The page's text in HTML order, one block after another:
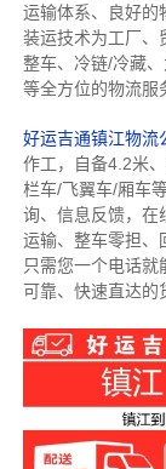
运输体系、良好的
装运技术为工厂、
整车、冷链/冷藏
等全方位的物流服
好运吉通镇江物流
作工，自备4.2米
栏车/飞翼车/厢车
询、信息反馈，在
运输、整车零担、
只需您一个电话
可靠、快速直达的